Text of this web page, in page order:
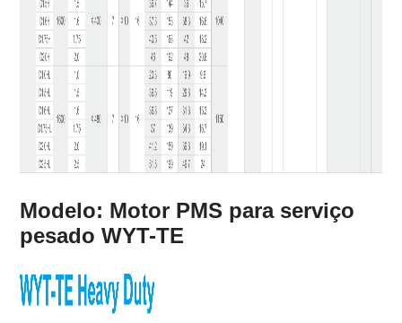
Modelo: Motor PMS para serviço
pesado WYT-TE